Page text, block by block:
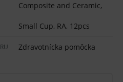
s vysokým leskom
Composite and Ceramic,
Small Cup, RA, 12pcs
Zdravotnícka pomôcka